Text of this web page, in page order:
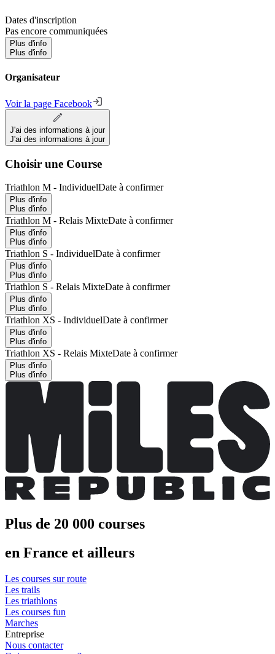
Dates d'inscription
Pas encore communiquées
Plus d'info
Plus d'info
Organisateur
Voir la page Facebook
J'ai des informations à jour
J'ai des informations à jour
Choisir une Course
Triathlon M - IndividuelDate à confirmer
Plus d'info
Plus d'info
Triathlon M - Relais MixteDate à confirmer
Plus d'info
Plus d'info
Triathlon S - IndividuelDate à confirmer
Plus d'info
Plus d'info
Triathlon S - Relais MixteDate à confirmer
Plus d'info
Plus d'info
Triathlon XS - IndividuelDate à confirmer
Plus d'info
Plus d'info
Triathlon XS - Relais MixteDate à confirmer
Plus d'info
Plus d'info
Plus de 20 000 courses
en France et ailleurs
Les courses sur route
Les trails
Les triathlons
Les courses fun
Marches
Entreprise
Nous contacter